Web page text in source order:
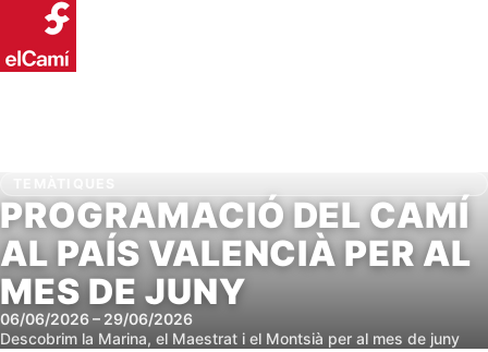
PROGRAMACIÓ DEL CAMÍ
AL PAÍS VALENCIÀ PER AL
MES DE JUNY
06/06/2026– 29/06/2026
Descobrim la Marina, el Maestrat i el Montsià per al mes de juny